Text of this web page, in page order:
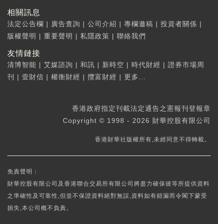
相關訊息
法定公告欄 | 廣告查詢 | 公司介紹 | 專欄邀稿 | 投資者關係 |
版權聲明 | 重要聲明 | 私隱政策 | 聯絡我們
友情鏈接
清博智能 | 艾媒諮詢 | 和訊 | 新時空 | 時代財經 | 證券市場周
刊
| 壹財信 | 權衡財經 | 攬富財經 | 更多...
香港政府指定刊載法定通告之憲報刊登報章
Copyright © 1998 - 2026 財華控股有限公司
香港財華社版權所有,未經同意不得轉載。
免責聲明：
財華控股有限公司及香港聯合交易所有限公司將盡力確保彼等所提供資料
之準確性及可靠性,但並不保證資料絕對無誤,資料如有錯漏而令閣下蒙受
損失,本公司概不負責。